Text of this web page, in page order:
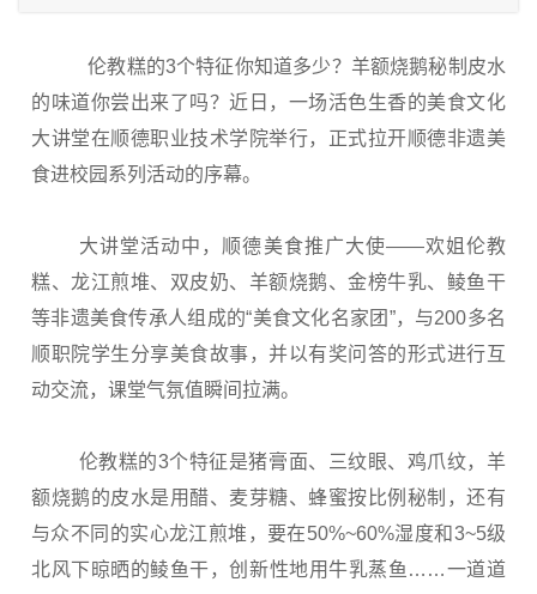
伦教糕的3个特征你知道多少？羊额烧鹅秘制皮水
的味道你尝出来了吗？近日，一场活色生香的美食文化
大讲堂在顺德职业技术学院举行，正式拉开顺德非遗美
食进校园系列活动的序幕。
大讲堂活动中，顺德美食推广大使——欢姐伦教
糕、龙江煎堆、双皮奶、羊额烧鹅、金榜牛乳、鲮鱼干
等非遗美食传承人组成的“美食文化名家团”，与200多名
顺职院学生分享美食故事，并以有奖问答的形式进行互
动交流，课堂气氛值瞬间拉满。
伦教糕的3个特征是猪膏面、三纹眼、鸡爪纹，羊
额烧鹅的皮水是用醋、麦芽糖、蜂蜜按比例秘制，还有
与众不同的实心龙江煎堆，要在50%~60%湿度和3~5级
北风下晾晒的鲮鱼干，创新性地用牛乳蒸鱼……一道道